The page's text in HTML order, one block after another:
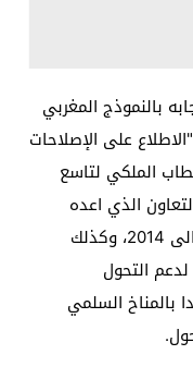
بالنموذج المغربي
على الإصلاحات
الملكي لتاسع
الذي اعده
مجلس اوربا للفترة الممتدة من 2012 الى 2014، وكذلك
التحول
بالمناخ السلمي